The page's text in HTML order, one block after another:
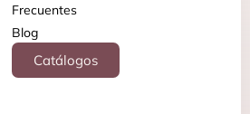
Frecuentes
Blog
Catálogos